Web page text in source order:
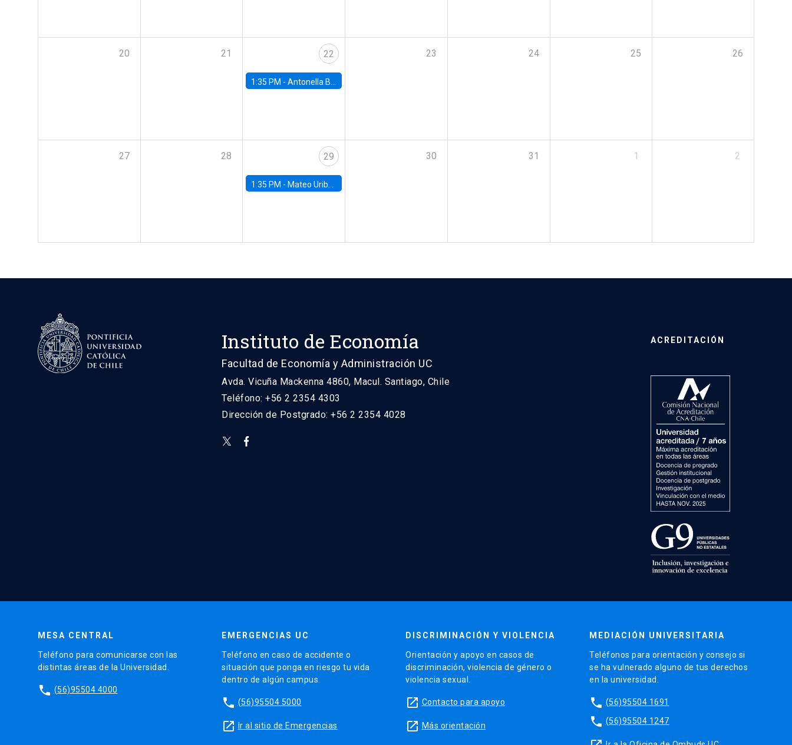
20 21 22
1:35 PM -Antonella Bancalari, Institute for Fiscal Studies (IFS) and Research Associate at University College London (UCL)
23 24 25 26
27 28 29
1:35 PM - Mateo Uribe-Castro, Universidad de los Andes (Colombia)
30 31 1 2
Instituto de Economía
Facultad de Economía y Administración UC
Avda. Vicuña Mackenna 4860, Macul. Santiago, Chile
Teléfono: +56 2 2354 4303
Dirección de Postgrado: +56 2 2354 4028
ACREDITACIÓN
MESA CENTRAL
Teléfono para comunicarse con las
distintas áreas de la Universidad.
phone (56)95504 4000
EMERGENCIAS UC
Teléfono en caso de accidente o
situación que ponga en riesgo tu vida
dentro de algún campus.
phone (56)95504 5000
launch Ir al sitio de Emergencias
DISCRIMINACIÓN Y VIOLENCIA
Orientación y apoyo en casos de
discriminación, violencia de género o
violencia sexual.
launch Contacto para apoyo
launch Más orientación
MEDIACIÓN UNIVERSITARIA
Teléfonos para orientación y consejo si
se ha vulnerado alguno de tus derechos
en la universidad.
phone (56)95504 1691
phone (56)95504 1247